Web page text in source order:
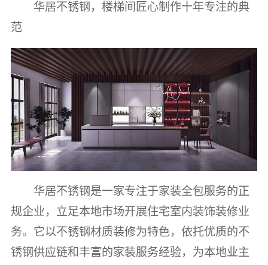
华居不锈钢，楼梯间匠心制作十年专注的典
范
华居不锈钢是一家专注于家装全包服务的正
规企业，立足本地市场开展住宅室内装饰装修业
务。它以不锈钢材质装修为特色，依托优质的不
锈钢供应链和丰富的家装服务经验，为本地业主